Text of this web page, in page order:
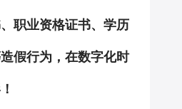
职业资格证书、学历
假行为，在数字化时